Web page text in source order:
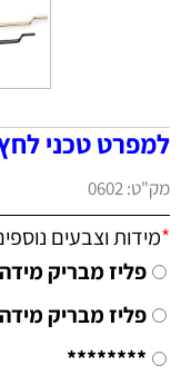
למפרט טכני
מק"ט:0602
*מידות וצבעים
פליז מבריק מידה 16 סמ
פליז מבריק מידה 25.6 סמ
********